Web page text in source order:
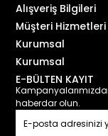
Alışveriş Bilgileri
Müşteri Hizmetleri
Kurumsal
Kurumsal
E-BÜLTEN KAYIT
haberdar olun.